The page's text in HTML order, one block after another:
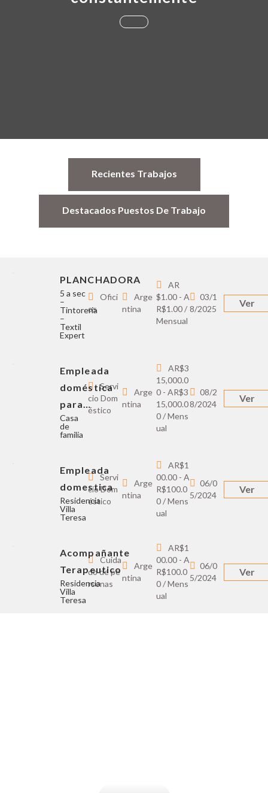
Recientes Trabajos
Destacados Puestos De Trabajo
PLANCHADORA
5 a sec
–
Tintoreria
–
Textil
Expert
Ofici
os
Arge
ntina
AR
$1.00 - A
R$1.00 /
Mensual
03/1
8/2025
Ver
Empleada
doméstica
para…
Casa
de
familia
Servi
cio Dom
éstico
Arge
ntina
AR$3
15,000.0
0 - AR$3
15,000.0
0 / Mens
ual
08/2
8/2024
Ver
Empleada
domestica
Residencia
Villa
Teresa
Servi
cio Dom
éstico
Arge
ntina
AR$1
00.00 - A
R$100.0
0 / Mens
ual
06/0
5/2024
Ver
Acompañante
Terapeutico
Residencia
Villa
Teresa
Cuida
do de pe
rsonas
Arge
ntina
AR$1
00.00 - A
R$100.0
0 / Mens
ual
06/0
5/2024
Ver